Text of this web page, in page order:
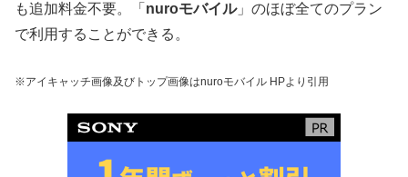
も追加料金不要。「 nuroモバイル」のほぼ全てのプラン
で利用することができる。
※アイキャッチ画像及びトップ画像はnuroモバイル HPより引用